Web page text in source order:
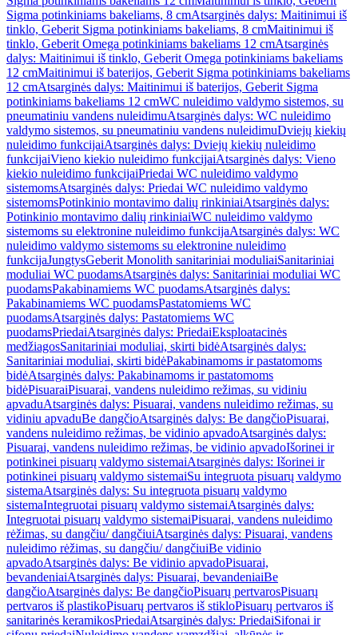
Sigma potinkiniams bakeliams, 8 cmAtsarginės dalys: Maitinimui iš
tinklo, Geberit Sigma potinkiniams bakeliams, 8 cmMaitinimui iš
tinklo, Geberit Omega potinkiniams bakeliams 12 cmAtsarginės
dalys: Maitinimui iš tinklo, Geberit Omega potinkiniams bakeliams
12 cmMaitinimui iš baterijos, Geberit Sigma potinkiniams bakeliams
12 cmAtsarginės dalys: Maitinimui iš baterijos, Geberit Sigma
potinkiniams bakeliams 12 cmWC nuleidimo valdymo sistemos, su
pneumatiniu vandens nuleidimuAtsarginės dalys: WC nuleidimo
valdymo sistemos, su pneumatiniu vandens nuleidimuDviejų kiekių
nuleidimo funkcijaiAtsarginės dalys: Dviejų kiekių nuleidimo
funkcijaiVieno kiekio nuleidimo funkcijaiAtsarginės dalys: Vieno
kiekio nuleidimo funkcijaiPriedai WC nuleidimo valdymo
sistemomsAtsarginės dalys: Priedai WC nuleidimo valdymo
sistemomsPotinkinio montavimo dalių rinkiniaiAtsarginės dalys:
Potinkinio montavimo dalių rinkiniaiWC nuleidimo valdymo
sistemoms su elektronine nuleidimo funkcijaAtsarginės dalys: WC
nuleidimo valdymo sistemoms su elektronine nuleidimo
funkcijaJungtysGeberit Monolith sanitariniai moduliaiSanitariniai
moduliai WC puodamsAtsarginės dalys: Sanitariniai moduliai WC
puodamsPakabinamiems WC puodamsAtsarginės dalys:
Pakabinamiems WC puodamsPastatomiems WC
puodamsAtsarginės dalys: Pastatomiems WC
puodamsPriedaiAtsarginės dalys: PriedaiEksploatacinės
medžiagosSanitariniai moduliai, skirti bidėAtsarginės dalys:
Sanitariniai moduliai, skirti bidėPakabinamoms ir pastatomoms
bidėAtsarginės dalys: Pakabinamoms ir pastatomoms
bidėPisuaraiPisuarai, vandens nuleidimo režimas, su vidiniu
apvaduAtsarginės dalys: Pisuarai, vandens nuleidimo režimas, su
vidiniu apvaduBe dangčioAtsarginės dalys: Be dangčioPisuarai,
vandens nuleidimo režimas, be vidinio apvadoAtsarginės dalys:
Pisuarai, vandens nuleidimo režimas, be vidinio apvadoIšorinei ir
potinkinei pisuarų valdymo sistemaiAtsarginės dalys: Išorinei ir
potinkinei pisuarų valdymo sistemaiSu integruota pisuarų valdymo
sistemaAtsarginės dalys: Su integruota pisuarų valdymo
sistemaIntegruotai pisuarų valdymo sistemaiAtsarginės dalys:
Integruotai pisuarų valdymo sistemaiPisuarai, vandens nuleidimo
rėžimas, su dangčiu/ dangčiuiAtsarginės dalys: Pisuarai, vandens
nuleidimo rėžimas, su dangčiu/ dangčiuiBe vidinio
apvadoAtsarginės dalys: Be vidinio apvadoPisuarai,
bevandeniaiAtsarginės dalys: Pisuarai, bevandeniaiBe
dangčioAtsarginės dalys: Be dangčioPisuarų pertvarosPisuarų
pertvaros iš plastikoPisuarų pertvaros iš stikloPisuarų pertvaros iš
sanitarinės keramikosPriedaiAtsarginės dalys: PriedaiSifonai ir